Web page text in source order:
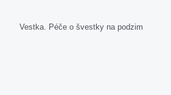
Vestka. Péče o švestky na podzim